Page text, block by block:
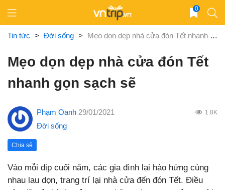
content
0
Tin tức > Đời sống > Mẹo dọn dẹp nhà cửa đón Tết nhanh gọn sạch sẽ
Mẹo dọn dẹp nhà cửa đón Tết
nhanh gọn sạch sẽ
Phạm Oanh 29/01/2021 1.8K
Đời sống
Chia sẻ
Vào mỗi dịp cuối năm, các gia đình lại hào hứng cùng
nhau lau dọn, trang trí lại nhà cửa đến đón Tết. Điều